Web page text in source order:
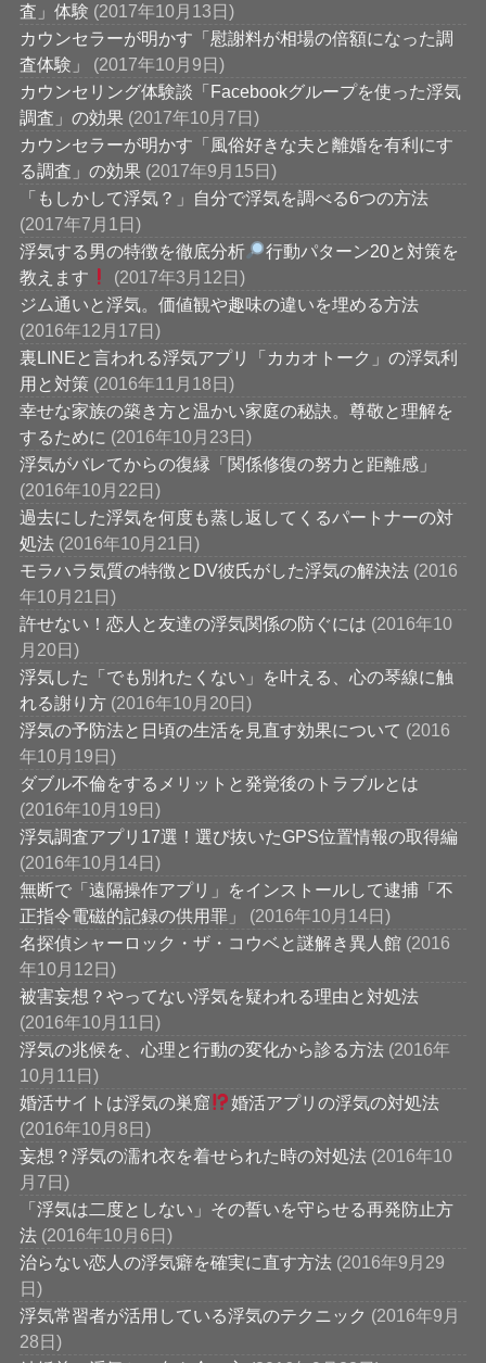
査」体験 (2017年10月13日)
カウンセラーが明かす「慰謝料が相場の倍額になった調
査体験」
(2017年10月9日)
カウンセリング体験談「Facebookグループを使った浮気
調査」の効果 (2017年10月7日)
カウンセラーが明かす「風俗好きな夫と離婚を有利にす
る調査」の効果 (2017年9月15日)
「もしかして浮気？」自分で浮気を調べる6つの方法
(2017年7月1日)
浮気する男の特徴を徹底分析
行動パターン20と対策を
教えます
(2017年3月12日)
ジム通いと浮気。価値観や趣味の違いを埋める方法
(2016年12月17日)
裏LINEと言われる浮気アプリ「カカオトーク」の浮気利
用と対策 (2016年11月18日)
幸せな家族の築き方と温かい家庭の秘訣。尊敬と理解を
するために (2016年10月23日)
浮気がバレてからの復縁「関係修復の努力と距離感」
(2016年10月22日)
過去にした浮気を何度も蒸し返してくるパートナーの対
処法 (2016年10月21日)
モラハラ気質の特徴とDV彼氏がした浮気の解決法 (2016
年10月21日)
許せない！恋人と友達の浮気関係の防ぐには (2016年10
月20日)
浮気した「でも別れたくない」を叶える、心の琴線に触
れる謝り方 (2016年10月20日)
浮気の予防法と日頃の生活を見直す効果について (2016
年10月19日)
ダブル不倫をするメリットと発覚後のトラブルとは
(2016年10月19日)
浮気調査アプリ17選！選び抜いたGPS位置情報の取得編
(2016年10月14日)
無断で「遠隔操作アプリ」をインストールして逮捕「不
正指令電磁的記録の供用罪」
(2016年10月14日)
名探偵シャーロック・ザ・コウベと謎解き異人館 (2016
年10月12日)
被害妄想？やってない浮気を疑われる理由と対処法
(2016年10月11日)
浮気の兆候を、心理と行動の変化から診る方法 (2016年
10月11日)
婚活サイトは浮気の巣窟
婚活アプリの浮気の対処法
(2016年10月8日)
妄想？浮気の濡れ衣を着せられた時の対処法 (2016年10
月7日)
「浮気は二度としない」その誓いを守らせる再発防止方
法 (2016年10月6日)
治らない恋人の浮気癖を確実に直す方法 (2016年9月29
日)
浮気常習者が活用している浮気のテクニック (2016年9月
28日)